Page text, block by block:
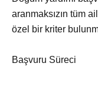
aranmaksızın tüm
özel bir kriter
Başvuru Süreci